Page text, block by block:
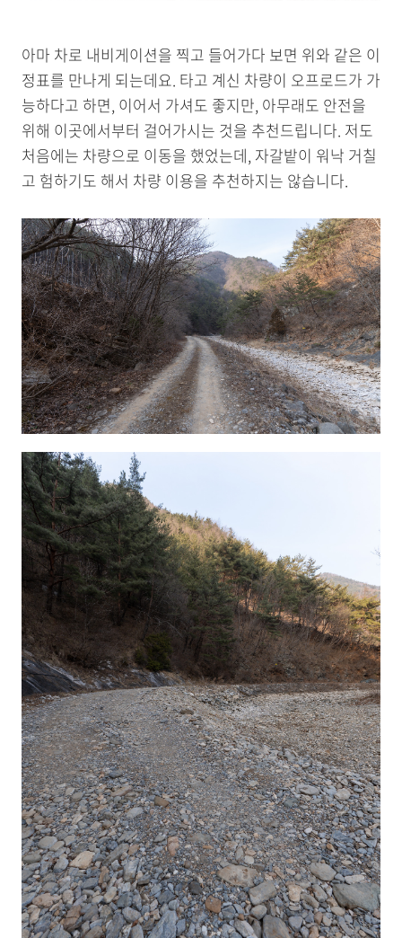
아마 차로 내비게이션을 찍고 들어가다 보면 위와 같은 이
정표를 만나게 되는데요. 타고 계신 차량이 오프로드가 가
능하다고 하면, 이어서 가셔도 좋지만, 아무래도 안전을
위해 이곳에서부터 걸어가시는 것을 추천드립니다. 저도
처음에는 차량으로 이동을 했었는데, 자갈밭이 워낙 거칠
고 험하기도 해서 차량 이용을 추천하지는 않습니다.